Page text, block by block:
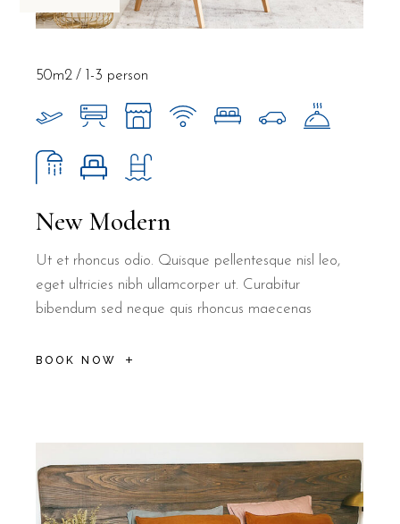
New Modern
Ut et rhoncus odio. Quisque pellentesque nisl leo,
eget ultricies nibh ullamcorper ut. Curabitur
bibendum sed neque quis rhoncus maecenas
BOOK NOW
50m2 1-3 person